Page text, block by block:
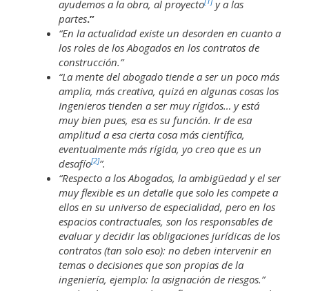
ayudemos a la obra, al proyecto y a las
partes.”
“En la actualidad existe un desorden en cuanto a
los roles de los Abogados en los contratos de
construcción.”
“La mente del abogado tiende a ser un poco más
amplia, más creativa, quizá en algunas cosas los
Ingenieros tienden a ser muy rígidos… y está
muy bien pues, esa es su función. Ir de esa
amplitud a esa cierta cosa más científica,
eventualmente más rígida, yo creo que es un
desafío[2]”.
“Respecto a los Abogados, la ambigüedad y el ser
muy flexible es un detalle que solo les compete a
ellos en su universo de especialidad, pero en los
espacios contractuales, son los responsables de
evaluar y decidir las obligaciones jurídicas de los
contratos (tan solo eso): no deben intervenir en
temas o decisiones que son propias de la
ingeniería, ejemplo: la asignación de riesgos.”